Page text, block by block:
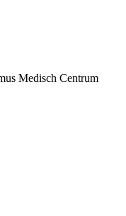
Medisch Centrum